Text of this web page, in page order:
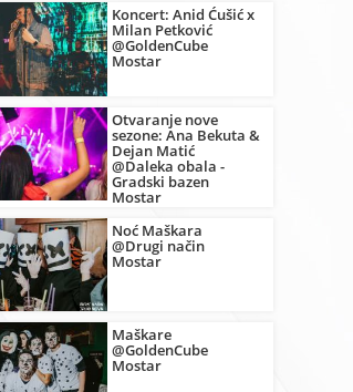
Koncert: Anid Ćušić x
Milan Petković
@GoldenCube
Mostar
Otvaranje nove
sezone: Ana Bekuta &
Dejan Matić
@Daleka obala -
Gradski bazen
Mostar
Noć Maškara
@Drugi način
Mostar
Maškare
@GoldenCube
Mostar